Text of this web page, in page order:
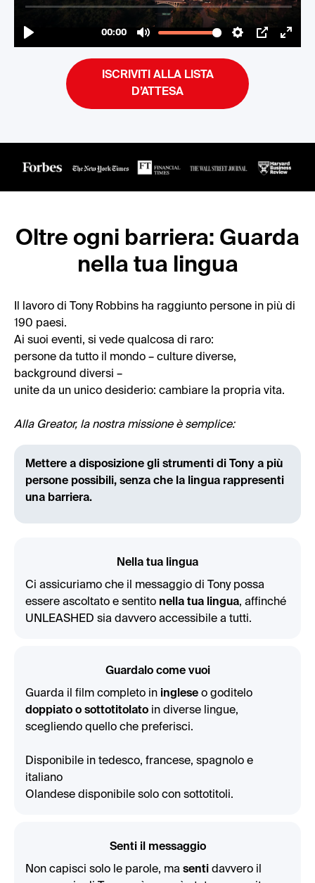
ISCRIVITI ALLA LISTA
D’ATTESA
Oltre ogni barriera: Guarda
nella tua lingua
Il lavoro di Tony Robbins ha raggiunto persone in più di
190 paesi.
Ai suoi eventi, si vede qualcosa di raro:
persone da tutto il mondo – culture diverse,
background diversi –
unite da un unico desiderio: cambiare la propria vita.
Alla Greator, la nostra missione è semplice:
Mettere a disposizione gli strumenti di Tony a più
persone possibili, senza che la lingua rappresenti
una barriera.
Nella tua lingua
Ci assicuriamo che il messaggio di Tony possa
essere ascoltato e sentito nella tua lingua, affinché
UNLEASHED sia davvero accessibile a tutti.
Guardalo come vuoi
Guarda il film completo in inglese o goditelo
doppiato o sottotitolato in diverse lingue,
scegliendo quello che preferisci.
Disponibile in tedesco, francese, spagnolo e
italiano
Olandese disponibile solo con sottotitoli.
Senti il messaggio
Non capisci solo le parole, ma senti davvero il